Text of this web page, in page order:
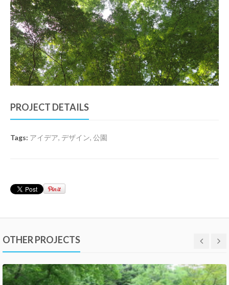
PROJECT DETAILS
Tags: アイデア, デザイン, 公園
OTHER PROJECTS